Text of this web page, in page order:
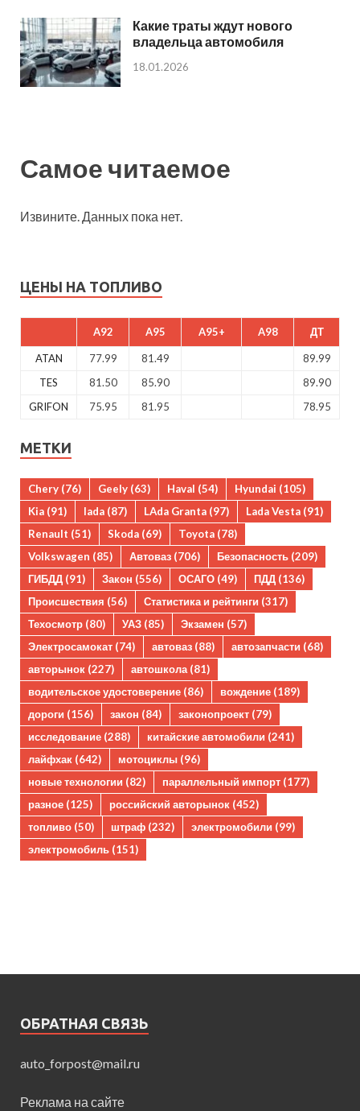
Какие траты ждут нового
владельца автомобиля
18.01.2026
Самое читаемое
Извините. Данных пока нет.
ЦЕНЫ НА ТОПЛИВО
A92 A95 A95+ A98 ДТ
ATAN 77.99 81.49
89.99
TES
81.50 85.90
89.90
GRIFON
75.95 81.95 78.95
МЕТКИ
Chery (76) Geely (63) Haval (54) Hyundai (105)
Kia (91) lada (87) LAda Granta (97) Lada Vesta (91)
Renault (51) Skoda (69) Toyota (78)
Volkswagen (85) Автоваз (706) Безопасность (209)
ГИБДД (91) Закон (556) ОСАГО (49) ПДД (136)
Происшествия (56) Статистика и рейтинги (317)
Техосмотр (80) УАЗ (85) Экзамен (57)
Электросамокат (74) автоваз (88) автозапчасти (68)
авторынок (227) автошкола(81)
водительское удостоверение (86) вождение (189)
дороги (156) закон (84) законопроект (79)
исследование (288) китайские автомобили (241)
лайфхак (642) мотоциклы (96)
новые технологии (82) параллельный импорт (177)
разное (125) российский авторынок (452)
топливо (50) штраф (232) электромобили (99)
электромобиль (151)
ОБРАТНАЯ СВЯЗЬ
auto_forpost@mail.ru
Реклама на сайте